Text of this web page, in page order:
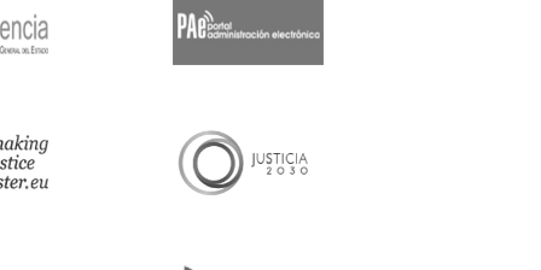
📌Inicia en el#CEJla segunda edición
para la@guardiacivil